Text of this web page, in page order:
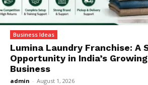
Business Ideas
Lumina Laundry Franchise: A
Opportunity in India’s
Business
admin - August 1, 2026